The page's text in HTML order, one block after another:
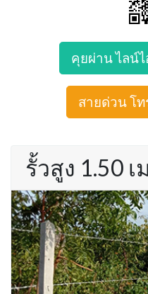
คุยผ่าน ไลน์ไ
สายด่วน โ
รั้วสูง 1.50